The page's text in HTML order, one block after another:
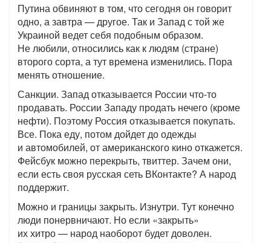
Путина обвиняют в том, что сегодня он говорит
одно, а завтра — другое. Так и Запад с той же
Украиной ведет себя подобным образом.
Не любили, относились как к людям (стране)
второго сорта, а тут времена изменились. Пора
менять отношение.
Санкции. Запад отказывается России что-то
продавать. России Западу продать нечего (кроме
нефти). Поэтому Россия отказывается покупать.
Все. Пока еду, потом дойдет до одежды
и автомобилей, от американского кино откажется.
Фейсбук можно перекрыть, твиттер. Зачем они,
если есть своя русская сеть ВКонтакте? А народ
поддержит.
Можно и границы закрыть. Изнутри. Тут конечно
люди понервничают. Но если «закрыть»
их хитро — народ наоборот будет доволен.